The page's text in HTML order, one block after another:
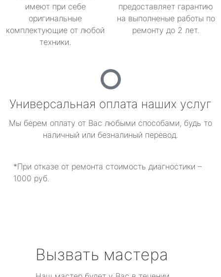
имеют при себе
оригинальные
комплектующие от любой
техники.
предоставляет гарантию
на выполненые работы по
ремонту до 2 лет.
Универсальная оплата наших услуг
Мы берем оплату от Вас любыми способами, будь то
наличный или безналиный перевод.
*При отказе от ремонта стоимость диагностики –
1000 руб.
Вызвать мастера